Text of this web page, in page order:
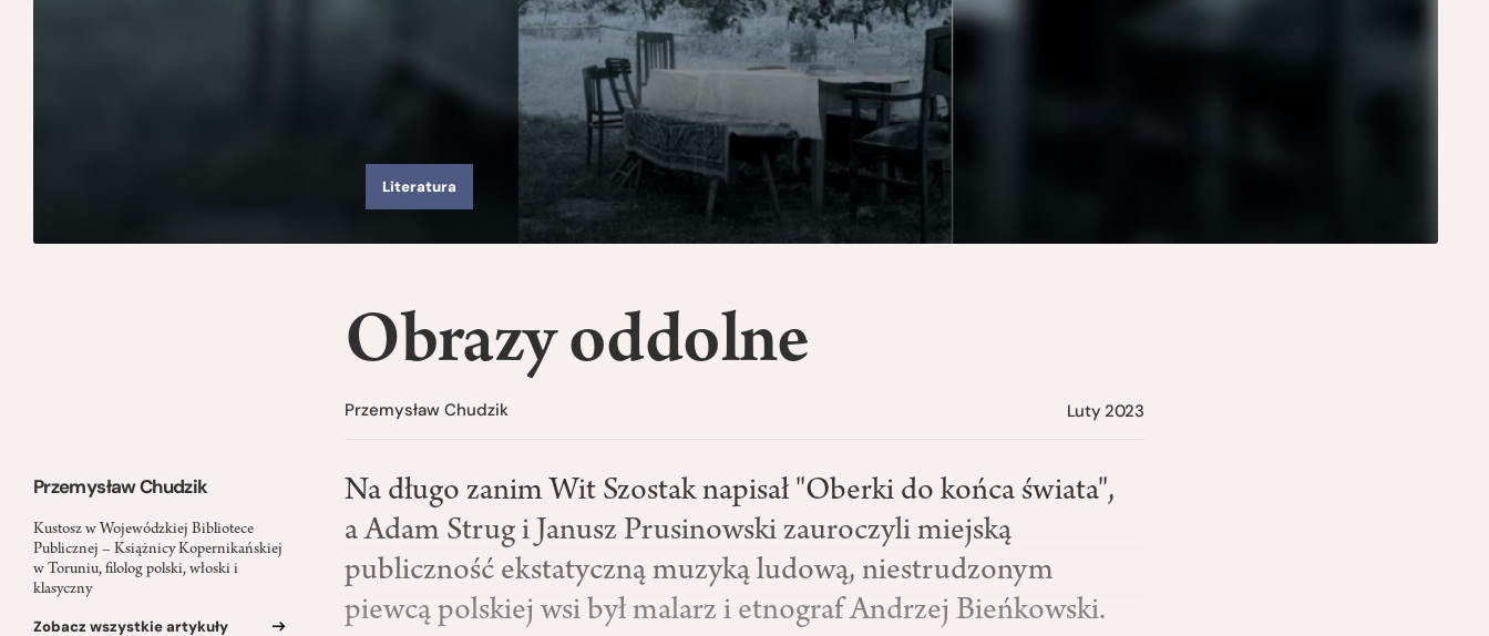
Literatura
Przemysław Chudzik
Kustosz w Wojewódzkiej Bibliotece
Publicznej – Książnicy Kopernikańskiej
w Toruniu, filolog polski, włoski i
klasyczny
Zobacz wszystkie artykuły
Obrazy oddolne
Przemysław Chudzik Luty 2023
Na długo zanim Wit Szostak napisał "Oberki do końca świata",
a Adam Strug i Janusz Prusinowski zauroczyli miejską
publiczność ekstatyczną muzyką ludową, niestrudzonym
piewcą polskiej wsi był malarz i etnograf Andrzej Bieńkowski.